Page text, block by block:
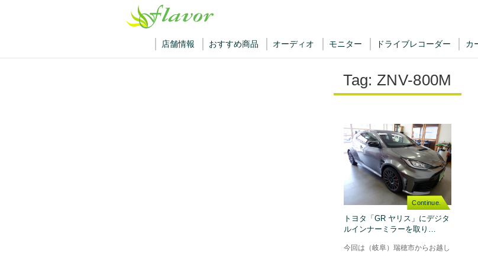
店舗情報 おすすめ商品 オーディオ モニター ドライブレコーダー カ
Tag: ZNV-800M
Continue.
トヨタ「GR ヤリス」にデジタ
ルインナーミラーを取り…
今回は（岐阜）瑞穂市からお越し